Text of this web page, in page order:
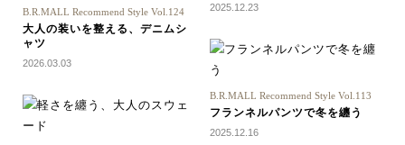
B.R.MALL Recommend Style Vol.124
大人の装いを整える、デニムシ
ャツ
2026.03.03
2025.12.23
B.R.MALL Recommend Style Vol.113
フランネルパンツで冬を纏う
2025.12.16